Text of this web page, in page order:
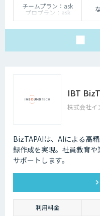
チームプラン：ask
プロプラン：ask
ビジネスプラン：ask
IBT
株式会社イ
BizTAPAIは、AIによる高
録作成を実現。社員教育
サポートします。
利用料金